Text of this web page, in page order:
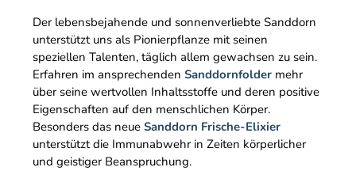
Der lebensbejahende und sonnenverliebte Sanddorn
unterstützt uns als Pionierpflanze mit seinen
speziellen Talenten, täglich allem gewachsen zu sein.
Erfahren im ansprechendenSanddornfolder mehr
über seine wertvollen Inhaltsstoffe und deren positive
Eigenschaften auf den menschlichen Körper.
Besonders das neueSanddorn Frische-Elixier
unterstützt die Immunabwehr in Zeiten körperlicher
und geistiger Beanspruchung.